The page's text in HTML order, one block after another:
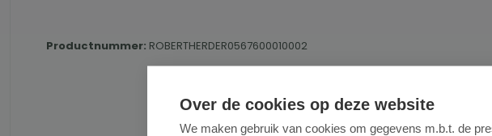
Productnummer: ROBERTHERDER0567600010002
Over de cookies op deze website
We maken gebruik van cookies om gegevens m.b.t. de